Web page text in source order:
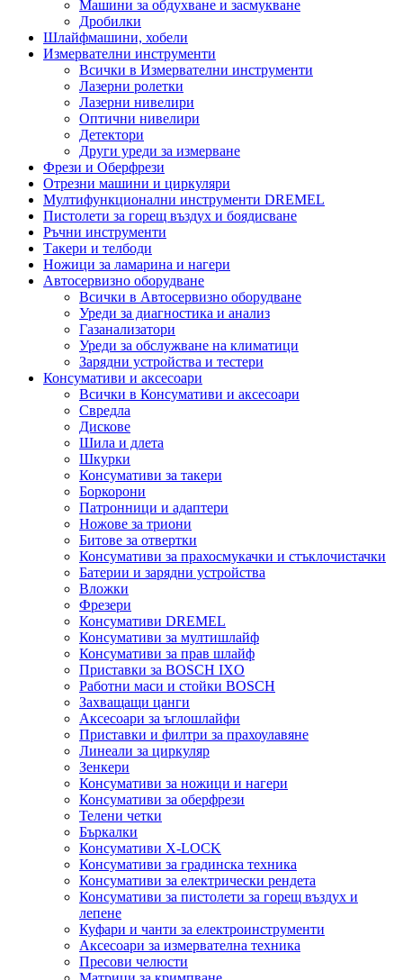
Машини за обдухване и засмукване
Дробилки
Шлайфмашини, хобели
Измервателни инструменти
Всички в Измервателни инструменти
Лазерни ролетки
Лазерни нивелири
Оптични нивелири
Детектори
Други уреди за измерване
Фрези и Оберфрези
Отрезни машини и циркуляри
Мултифункционални инструменти DREMEL
Пистолети за горещ въздух и боядисване
Ръчни инструменти
Такери и телбоди
Ножици за ламарина и нагери
Автосервизно оборудване
Всички в Автосервизно оборудване
Уреди за диагностика и анализ
Газанализатори
Уреди за обслужване на климатици
Зарядни устройства и тестери
Консумативи и аксесоари
Всички в Консумативи и аксесоари
Свредла
Дискове
Шила и длета
Шкурки
Консумативи за такери
Боркорони
Патронници и адаптери
Ножове за триони
Битове за отвертки
Консумативи за прахосмукачки и стъклочистачки
Батерии и зарядни устройства
Вложки
Фрезери
Консумативи DREMEL
Консумативи за мултишлайф
Консумативи за прав шлайф
Приставки за BOSCH IXO
Работни маси и стойки BOSCH
Захващащи цанги
Аксесоари за ъглошлайфи
Приставки и филтри за прахоулавяне
Линеали за циркуляр
Зенкери
Консумативи за ножици и нагери
Консумативи за оберфрези
Телени четки
Бъркалки
Консумативи X-LOCK
Консумативи за градинска техника
Консумативи за електрически рендета
Консумативи за пистолети за горещ въздух и
лепене
Куфари и чанти за електроинструменти
Аксесоари за измервателна техника
Пресови челюсти